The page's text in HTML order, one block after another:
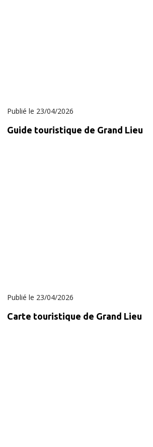
Publié le 23/04/2026
Guide touristique de Grand Lieu
Publié le 23/04/2026
Carte touristique de Grand Lieu